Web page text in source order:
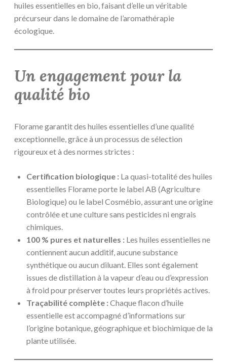
huiles essentielles en bio, faisant d’elle un véritable
précurseur dans le domaine de l’aromathérapie
écologique.
Un engagement pour la
qualité bio
Florame garantit des huiles essentielles d’une qualité
exceptionnelle, grâce à un processus de sélection
rigoureux et à des normes strictes :
Certification biologique : La quasi-totalité des huiles
essentielles Florame porte le label AB (Agriculture
Biologique) ou le label Cosmébio, assurant une origine
contrôlée et une culture sans pesticides ni engrais
chimiques.
100 % pures et naturelles : Les huiles essentielles ne
contiennent aucun additif, aucune substance
synthétique ou aucun diluant. Elles sont également
issues de distillation à la vapeur d’eau ou d’expression
à froid pour préserver toutes leurs propriétés actives.
Traçabilité complète :Chaque flacon d’huile
essentielle est accompagné d’informations sur
l’origine botanique, géographique et biochimique de la
plante utilisée.